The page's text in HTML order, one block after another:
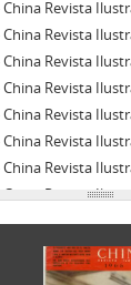
China Revista
China Revista
China Revista
China Revista
China Revista
Revista Ilustrada, edición especial dedicado al 50°
China Revista
China Revista
China Revista
- China Revista
- China Revista